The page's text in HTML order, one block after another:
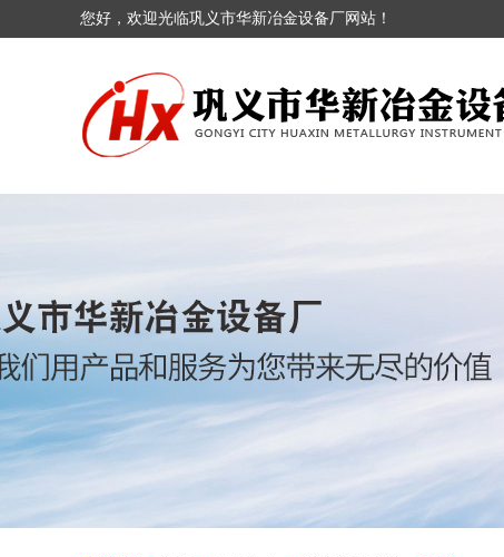
您好，欢迎光临巩义市华新冶金设备厂网站！